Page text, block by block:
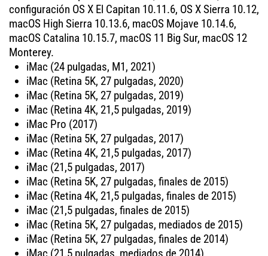
configuración OS X El Capitan 10.11.6, OS X Sierra 10.12,
macOS High Sierra 10.13.6, macOS Mojave 10.14.6,
macOS Catalina 10.15.7, macOS 11 Big Sur, macOS 12
Monterey.
iMac (24 pulgadas, M1, 2021)
iMac (Retina 5K, 27 pulgadas, 2020)
iMac (Retina 5K, 27 pulgadas, 2019)
iMac (Retina 4K, 21,5 pulgadas, 2019)
iMac Pro (2017)
iMac (Retina 5K, 27 pulgadas, 2017)
iMac (Retina 4K, 21,5 pulgadas, 2017)
iMac (21,5 pulgadas, 2017)
iMac (Retina 5K, 27 pulgadas, finales de 2015)
iMac (Retina 4K, 21,5 pulgadas, finales de 2015)
iMac (21,5 pulgadas, finales de 2015)
iMac (Retina 5K, 27 pulgadas, mediados de 2015)
iMac (Retina 5K, 27 pulgadas, finales de 2014)